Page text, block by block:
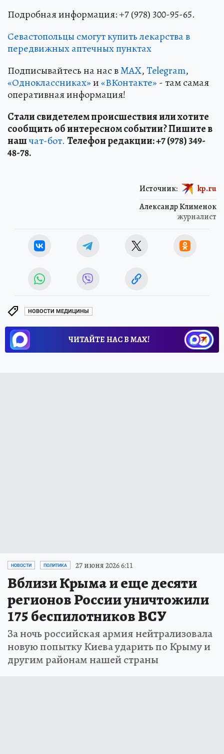
Подробная информация: +7 (978) 300-95-65.
Севастопольцы смогут купить лекарства в
передвижных аптечных пунктах
Подписывайтесь на нас вMAX,Telegram,
«Одноклассниках»и«ВКонтакте» - там самая
оперативная информация!
Стали свидетелем происшествия или хотите
сообщить об интересном событии? Пишите в
нашчат-бот. Телефон редакции: +7 (978) 349-
48-78.
Александр Клименок
журналист
Источник: kp.ru
НОВОСТИ МЕДИЦИНЫ
ЧИТАЙТЕ НАС В МАХ!
НОВОСТИ ПОЛИТИКА 27 июня 2026 6:11
Вблизи Крыма и еще десяти
регионов России уничтожили
175 беспилотников ВСУ
За ночь российская армия нейтрализовала
новую попытку Киева ударить по Крыму и
другим районам нашей страны